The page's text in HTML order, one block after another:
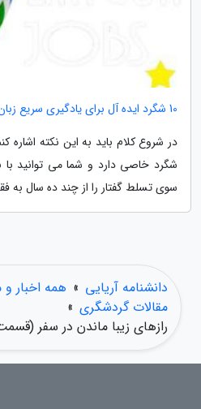
10 شگرد ایده آل برای یادگیری سریع زبان
در شروع کلام باید به این نکته اشاره
شگرد خاصی دارد و شما می توانید
سوی تسلط گفتار را از چند ده سال به
دانشنامه آریایی » همه اخبار و
مقالات گردشگری »
رازهای زیبا ماندن در سفر